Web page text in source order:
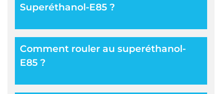
Superéthanol-E85 ?
Comment rouler au superéthanol-
E85 ?